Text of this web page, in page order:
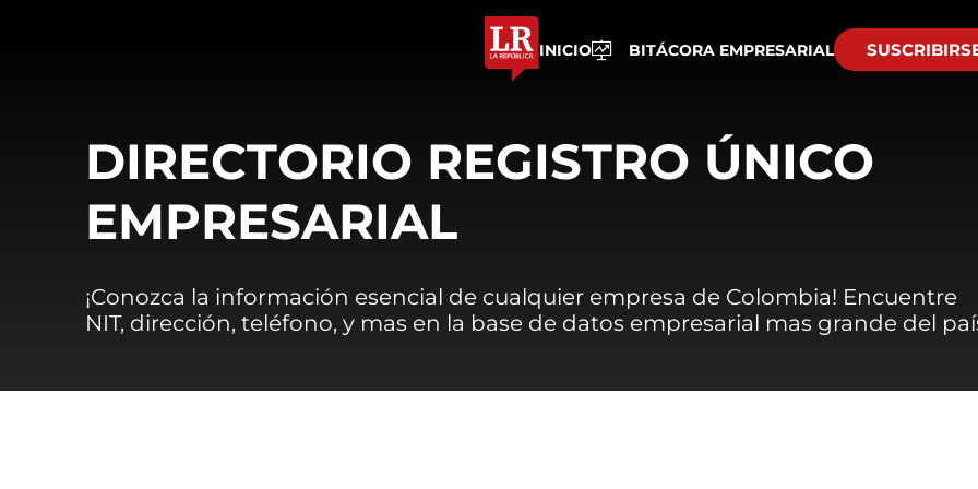
INICIO BITÁCORA EMPRESARIAL
DIRECTORIO REGISTRO ÚNICO
EMPRESARIAL
¡Conozca la información esencial de cualquier empresa de Colombia! Encuentre
NIT, dirección, teléfono, y mas en la base de datos empresarial mas grande del